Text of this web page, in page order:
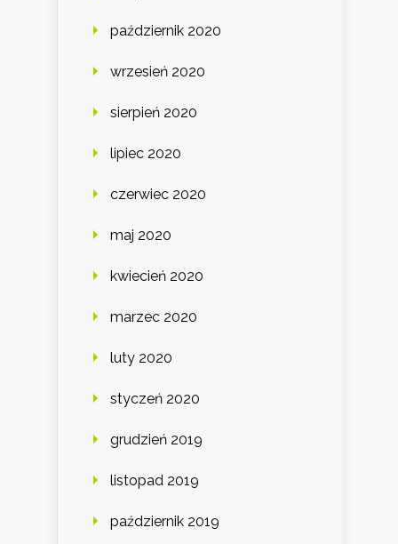
październik 2020
wrzesień 2020
sierpień 2020
lipiec 2020
czerwiec 2020
maj 2020
kwiecień 2020
marzec 2020
luty 2020
styczeń 2020
grudzień 2019
listopad 2019
październik 2019